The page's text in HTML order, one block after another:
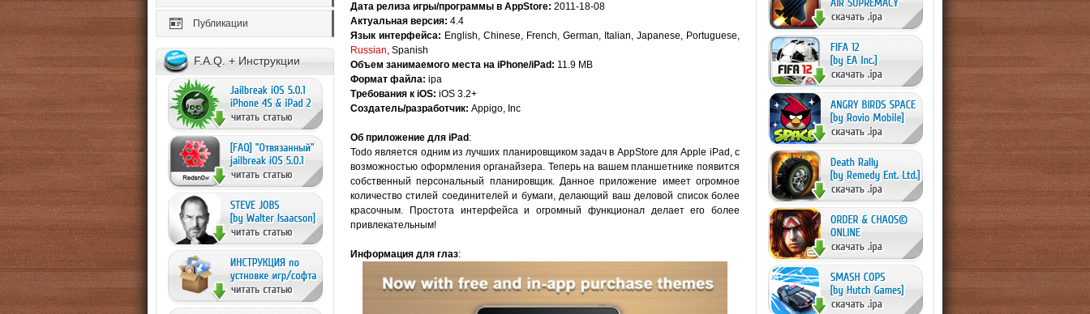
Публикации
F.A.Q. + Инструкции
Дата релиза игры/программы в AppStore: 2011-18-08
Актуальная версия: 4.4
Язык интерфейса: English, Chinese, French, German, Italian, Japanese, Portuguese,
Russian, Spanish
Объем занимаемого места на iPhone/iPad: 11.9 MB
Формат файла: ipa
Требования к iOS: iOS 3.2+
Создатель/разработчик: Appigo, Inc
Об приложение для iPad :
Todo является одним из лучших планировщиком задач в AppStore для Apple iPad, с
возможностью оформления органайзера. Теперь на вашем планшетнике появится
собственный персональный планировщик. Данное приложение имеет огромное
количество стилей соединителей и бумаги, делающий ваш деловой список более
красочным. Простота интерфейса и огромный функционал делает его более
привлекательным!
Информация для глаз: